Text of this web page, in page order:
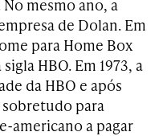
mesmo ano, a
de Dolan. Em
para Home Box
HBO. Em 1973, a
da HBO e após
para
americano a pagar